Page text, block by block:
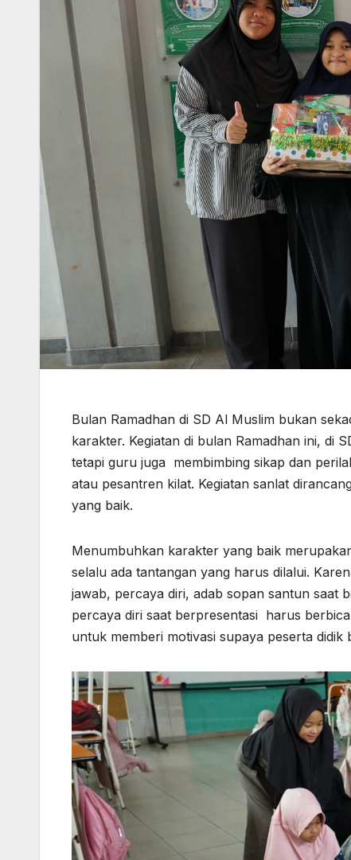
Bulan Ramadhan di SD Al Muslim bukan
karakter. Kegiatan di bulan Ramadhan ini, di
tetapi guru juga membimbing sikap dan
atau pesantren kilat. Kegiatan sanlat
yang baik.
Menumbuhkan karakter yang baik
selalu ada tantangan yang harus dilalui.
jawab, percaya diri, adab sopan santun saat
percaya diri saat berpresentasi harus
untuk memberi motivasi supaya peserta